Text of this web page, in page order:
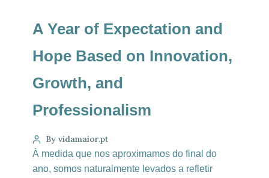
A Year of Expectation and
Hope Based on Innovation,
Growth, and
Professionalism
By vidamaior.pt
À medida que nos aproximamos do final do
ano, somos naturalmente levados a refletir